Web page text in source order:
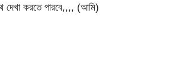
দেখা করতে পারবে,,,, (আমি)